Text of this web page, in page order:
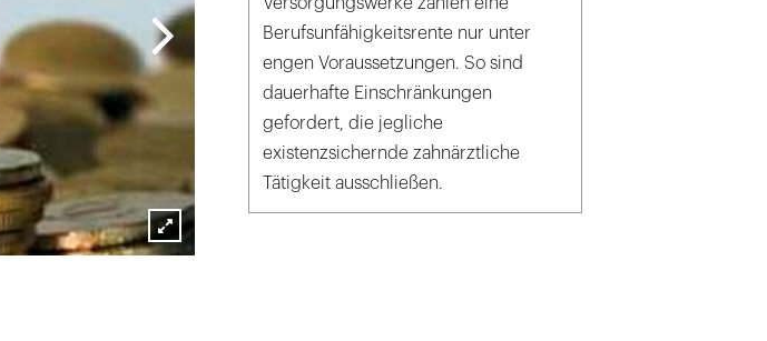
Lightbox
Berufsunfähigkeitsrente nur unter
engen Voraussetzungen. So sind
dauerhafte Einschränkungen
gefordert, die jegliche
existenzsichernde zahnärztliche
Tätigkeit ausschließen.